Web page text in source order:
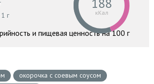
1 г кКал
и пищевая ценность на 100 г
окорочка с соевым соусом